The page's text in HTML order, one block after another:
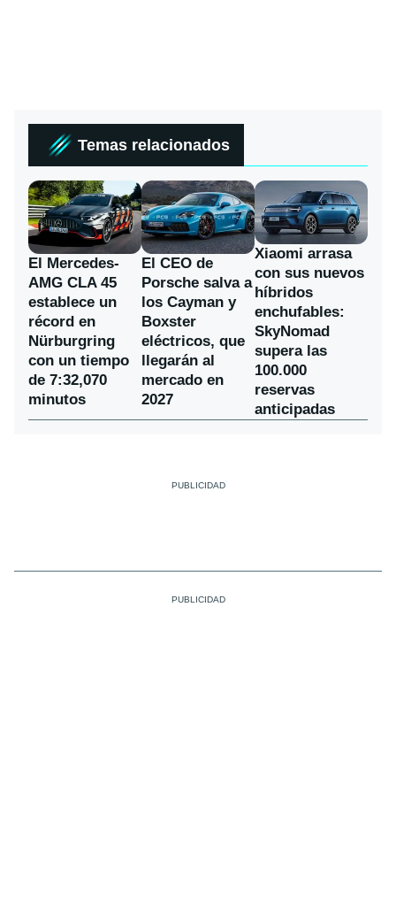
Temas relacionados
El Mercedes-
AMG CLA 45
establece un
récord en
Nürburgring
con un tiempo
de 7:32,070
minutos
El CEO de
Porsche salva a
los Cayman y
Boxster
eléctricos, que
llegarán al
mercado en
2027
Xiaomi arrasa
con sus nuevos
híbridos
enchufables:
SkyNomad
supera las
100.000
reservas
anticipadas